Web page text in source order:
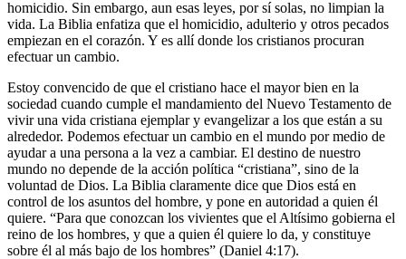
homicidio. Sin embargo, aun esas leyes, por sí solas, no limpian la
vida. La Biblia enfatiza que el homicidio, adulterio y otros pecados
empiezan en el corazón. Y es allí donde los cristianos procuran
efectuar un cambio.
Estoy convencido de que el cristiano hace el mayor bien en la
sociedad cuando cumple el mandamiento del Nuevo Testamento de
vivir una vida cristiana ejemplar y evangelizar a los que están a su
alrededor. Podemos efectuar un cambio en el mundo por medio de
ayudar a una persona a la vez a cambiar. El destino de nuestro
mundo no depende de la acción política “cristiana”, sino de la
voluntad de Dios. La Biblia claramente dice que Dios está en
control de los asuntos del hombre, y pone en autoridad a quien él
quiere. “Para que conozcan los vivientes que el Altísimo gobierna el
reino de los hombres, y que a quien él quiere lo da, y constituye
sobre él al más bajo de los hombres” (Daniel 4:17).